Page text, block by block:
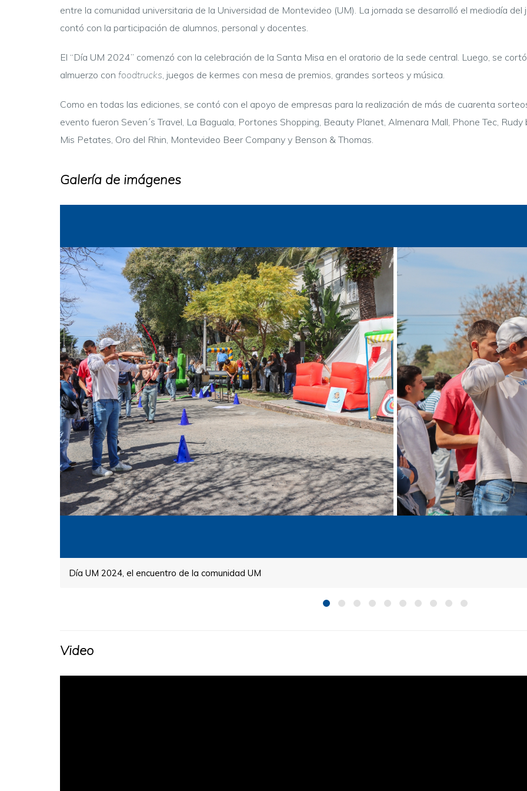
entre la comunidad universitaria de la Universidad de Montevideo (UM). La jornada se desarrolló el mediodía
contó con la participación de alumnos, personal y docentes.
El “Día UM 2024” comenzó con la celebración de la Santa Misa en el oratorio de la sede central. Luego, se
almuerzo con foodtrucks, juegos de kermes con mesa de premios, grandes sorteos y música.
Como en todas las ediciones, se contó con el apoyo de empresas para la realización de más de cuarenta
evento fueron Seven´s Travel, La Baguala, Portones Shopping, Beauty Planet, Almenara Mall, Phone Tec,
Mis Petates, Oro del Rhin, Montevideo Beer Company y Benson & Thomas.
Galería de imágenes
Día UM 2024, el encuentro de la comunidad UM
Video